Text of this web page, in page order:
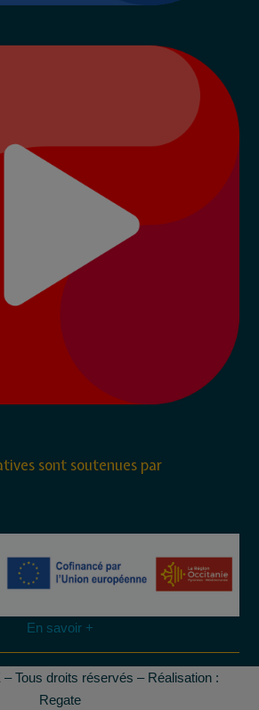
sont soutenues par
En savoir +
Tous droits réservés – Réalisation :
Regate